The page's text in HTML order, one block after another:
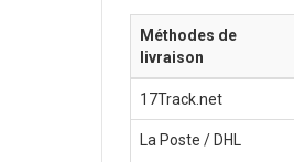
Méthodes de
livraison
17Track.net
La Poste / DHL